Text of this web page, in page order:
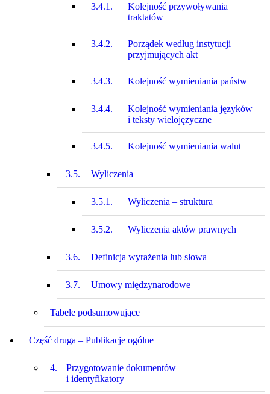
3.4.1.
Kolejność przywoływania
traktatów
3.4.2.
Porządek według instytucji
przyjmujących akt
3.4.3. Kolejność wymieniania państw
3.4.4.
Kolejność wymieniania języków
i teksty wielojęzyczne
3.4.5. Kolejność wymieniania walut
3.5. Wyliczenia
3.5.1. Wyliczenia – struktura
3.5.2. Wyliczenia aktów prawnych
3.6. Definicja wyrażenia lub słowa
3.7. Umowy międzynarodowe
Tabele podsumowujące
Część druga – Publikacje ogólne
4.
Przygotowanie dokumentów
i identyfikatory